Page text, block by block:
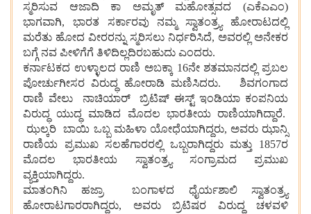
ಸ್ಮರಿಸುವ ಆಜಾದಿ ಕಾ ಅಮೃತ್ ಮಹೋತ್ಸವದ (ಎಕೆಎಎಂ)
ಭಾಗವಾಗಿ, ಭಾರತ ಸರ್ಕಾರವು ನಮ್ಮ ಸ್ವಾತಂತ್ರ್ಯ ಹೋರಾಟದಲ್ಲಿ
ಮರೆತು ಹೋದ ವೀರರನ್ನು ಸ್ಮರಿಸಲು ನಿರ್ಧರಿಸಿದೆ, ಅವರಲ್ಲಿ ಅನೇಕರ
ಬಗ್ಗೆ ನವ ಪೀಳಿಗೆಗೆ ತಿಳಿದಿಲ್ಲದಿರಬಹುದು ಎಂದರು.
ಕರ್ನಾಟಕದ ಉಳ್ಳಾಲದ ರಾಣಿ ಅಬಕ್ಕಾ 16ನೇ ಶತಮಾನದಲ್ಲಿ ಪ್ರಬಲ
ಪೋರ್ಚುಗೀಸರ ವಿರುದ್ಧ ಹೋರಾಡಿ ಮಣಿಸಿದರು. ಶಿವಗಂಗಾದ
ರಾಣಿ ವೇಲು ನಾಚಿಯಾರ್ ಬ್ರಿಟಿಷ್ ಈಸ್ಟ್ ಇಂಡಿಯಾ ಕಂಪನಿಯ
ವಿರುದ್ಧ ಯುದ್ಧ ಮಾಡಿದ ಮೊದಲ ಭಾರತೀಯ ರಾಣಿಯಾಗಿದ್ದಾರೆ.
ಝಲ್ಕರಿ ಬಾಯಿ ಒಬ್ಬ ಮಹಿಳಾ ಯೋಧೆಯಾಗಿದ್ದರು, ಅವರು ಝಾನ್ಸಿ
ರಾಣಿಯ ಪ್ರಮುಖ ಸಲಹೆಗಾರರಲ್ಲಿ ಒಬ್ಬರಾಗಿದ್ದರು ಮತ್ತು 1857ರ
ಮೊದಲ ಭಾರತೀಯ ಸ್ವಾತಂತ್ರ್ಯ ಸಂಗ್ರಾಮದ ಪ್ರಮುಖ
ವ್ಯಕ್ತಿಯಾಗಿದ್ದರು.
ಮಾತಂಗಿನಿ ಹಜ್ರಾ ಬಂಗಾಳದ ಧೈರ್ಯಶಾಲಿ ಸ್ವಾತಂತ್ರ್ಯ
ಹೋರಾಟಗಾರರಾಗಿದ್ದರು, ಅವರು ಬ್ರಿಟಿಷರ ವಿರುದ್ಧ ಚಳವಳಿ